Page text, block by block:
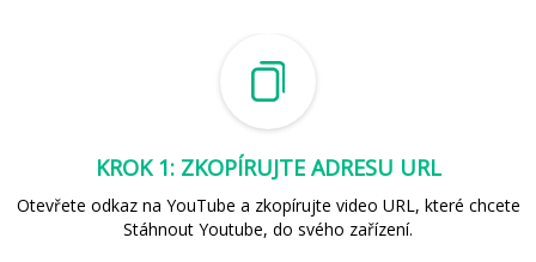
KROK 1: ZKOPÍRUJTE ADRESU URL
Otevřete odkaz na YouTube a zkopírujte video URL, které chcete
Stáhnout Youtube, do svého zařízení.